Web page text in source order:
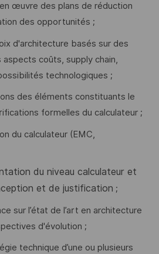
œuvre des plans de réduction
des opportunités ;
d'architecture basés sur des
coûts, supply chain,
technologiques ;
des éléments constituants le
formelles du calculateur ;
du calculateur (EMC,
du niveau calculateur et
et de justification ;
sur l’état de l’art en architecture
d'évolution ;
technique d’une ou plusieurs